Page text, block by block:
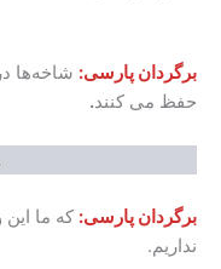
برگردان پارسی: شاخه‌ها
حفظ می کنند.
برگردان پارسی: که ما
نداریم.